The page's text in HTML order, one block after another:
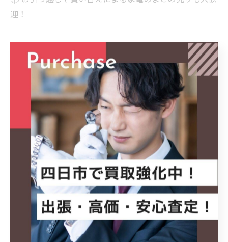
迎！
────────────
🔍 ハッシュタグ
#洗濯機
#AQW5E5
#家電買取
#洗濯機買取
生活家電
四日市買取
三重県買取